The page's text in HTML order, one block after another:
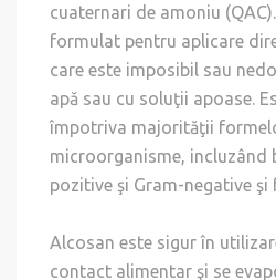
cuaternari de amoniu
formulat pentru aplicare
care este imposibil sau
apă sau cu soluţii apoase.
împotriva majorităţii
microorganisme, incluzând
pozitive şi Gram-negative şi
Alcosan este sigur în
contact alimentar şi se